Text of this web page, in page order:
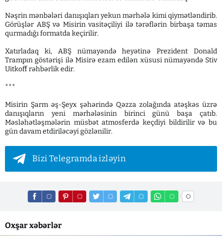
Nəşrin mənbələri danışıqları yekun mərhələ kimi qiymətləndirib.
Görüşlər ABŞ və Misirin vasitəçiliyi ilə tərəflərin birbaşa təmas
qurmadığı formatda keçirilir.
Xatırladaq ki, ABŞ nümayəndə heyətinə Prezident Donald
Trampın göstərişi ilə Misirə ezam edilən xüsusi nümayəndə Stiv
Uitkoff rəhbərlik edir.
***
Misirin Şarm əş-Şeyx şəhərində Qəzza zolağında atəşkəs üzrə
danışıqların yeni mərhələsinin birinci günü başa çatıb.
Məsləhətləşmələrin müsbət atmosferdə keçdiyi bildirilir və bu
gün davam etdiriləcəyi gözlənilir.
Bizi Telegramda izləyin
Oxşar xəbərlər